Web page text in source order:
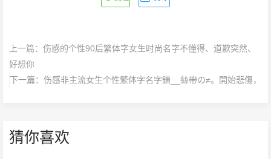
上一篇： 伤感的个性90后繁体字女生时尚名字不懂得、道歉突然、
好想你
下一篇： 伤感非主流女生个性繁体字名字鐄__絲帶の≠。開始悲傷，
猜你喜欢